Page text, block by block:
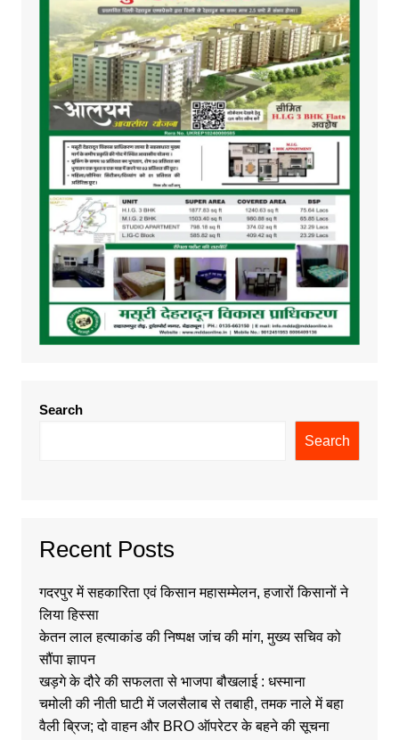
Search
Search
Recent Posts
गदरपुर में सहकारिता एवं किसान महासम्मेलन, हजारों किसानों ने
लिया हिस्सा
केतन लाल हत्याकांड की निष्पक्ष जांच की मांग, मुख्य सचिव को
सौंपा ज्ञापन
खड़गे के दौरे की सफलता से भाजपा बौखलाई : धस्माना
चमोली की नीती घाटी में जलसैलाब से तबाही, तमक नाले में बहा
वैली ब्रिज; दो वाहन और BRO ऑपरेटर के बहने की सूचना